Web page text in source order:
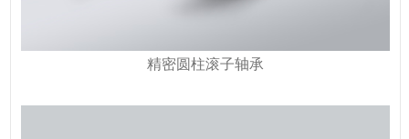
精密圆柱滚子轴承